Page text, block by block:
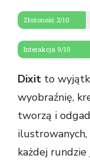
Złożoność 2/10
Interakcja 9/10
Dixit to
wyobraźnię,
tworzą i
każdej rundzie